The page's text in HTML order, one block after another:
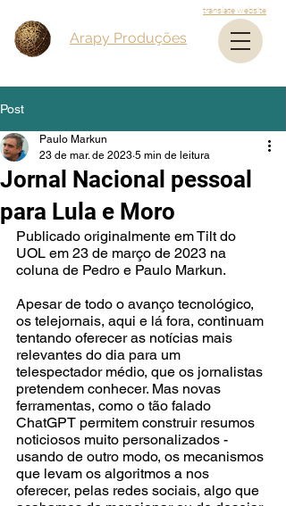
Arapy Produções
translate website
Post
Jornal Nacional pessoal
para Lula e Moro
Paulo Markun
23 de mar. de 2023 5 min de leitura
Publicado originalmente em Tilt do
UOL em 23 de março de 2023 na
coluna de Pedro e Paulo Markun.
Apesar de todo o avanço tecnológico,
os telejornais, aqui e lá fora, continuam
tentando oferecer as notícias mais
relevantes do dia para um
telespectador médio, que os jornalistas
pretendem conhecer. Mas novas
ferramentas, como o tão falado
ChatGPT permitem construir resumos
noticiosos muito personalizados -
usando de outro modo, os mecanismos
que levam os algoritmos a nos
oferecer, pelas redes sociais, algo que